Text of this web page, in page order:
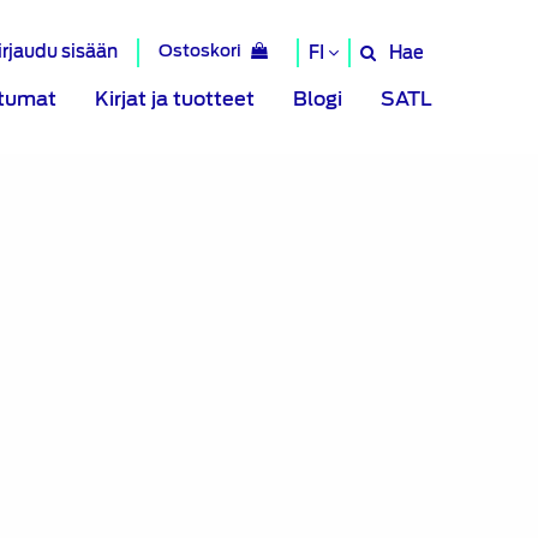
sisään Ostoskori FI
Hae
Hae
Kirjat ja tuotteet Blogi SATL